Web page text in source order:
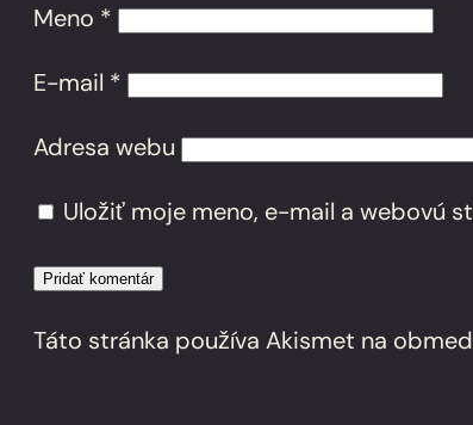
Meno *
E-mail *
Adresa webu
Uložiť moje meno, e-mail a webovú
Táto stránka používa Akismet na